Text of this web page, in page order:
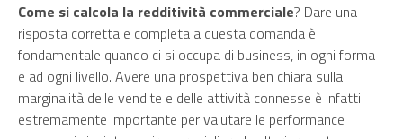
Come si calcola la redditività commerciale? Dare una
risposta corretta e completa a questa domanda è
fondamentale quando ci si occupa di business, in ogni forma
e ad ogni livello. Avere una prospettiva ben chiara sulla
marginalità delle vendite e delle attività connesse è infatti
estremamente importante per valutare le performance